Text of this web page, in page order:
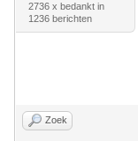
2736 x bedankt in
1236 berichten
Zoek